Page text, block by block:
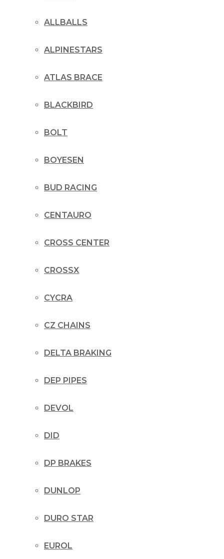
ALLBALLS
ALPINESTARS
ATLAS BRACE
BLACKBIRD
BOLT
BOYESEN
BUD RACING
CENTAURO
CROSS CENTER
CROSSX
CYCRA
CZ CHAINS
DELTA BRAKING
DEP PIPES
DEVOL
DID
DP BRAKES
DUNLOP
DURO STAR
EUROL